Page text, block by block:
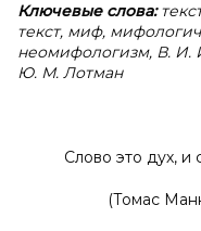
Ключевые слова:
текст, миф,
неомифологизм, В. И.
Ю. М. Лотман
Слово это дух, и
(Томас